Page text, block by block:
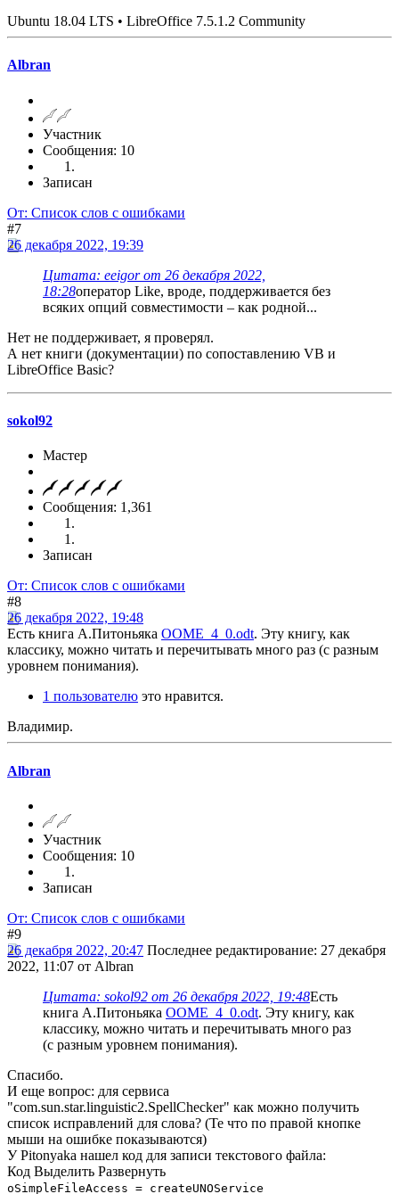
Ubuntu 18.04 LTS • LibreOffice 7.5.1.2 Community
Albran
Участник
Сообщения: 10
Записан
От: Список слов с ошибками
#7
26 декабря 2022, 19:39
Цитата: eeigor от 26 декабря 2022,
18:28оператор Like, вроде, поддерживается без
всяких опций совместимости – как родной...
Нет не поддерживает, я проверял.
А нет книги (документации) по сопоставлению VB и
LibreOffice Basic?
sokol92
Мастер
Сообщения: 1,361
Записан
От: Список слов с ошибками
#8
26 декабря 2022, 19:48
Есть книга А.Питоньяка OOME_4_0.odt. Эту книгу, как
классику, можно читать и перечитывать много раз (с разным
уровнем понимания).
1 пользователю это нравится.
Владимир.
Albran
Участник
Сообщения: 10
Записан
От: Список слов с ошибками
#9
26 декабря 2022, 20:47 Последнее редактирование: 27 декабря
2022, 11:07 от Albran
Цитата: sokol92 от 26 декабря 2022, 19:48Есть
книга А.Питоньяка OOME_4_0.odt. Эту книгу, как
классику, можно читать и перечитывать много раз
(с разным уровнем понимания).
Спасибо.
И еще вопрос: для сервиса
"com.sun.star.linguistic2.SpellChecker" как можно получить
список исправлений для слова? (Те что по правой кнопке
мыши на ошибке показываются)
У Pitonyakа нашел код для записи текстового файла:
Код Выделить Развернуть
oSimpleFileAccess = createUNOService